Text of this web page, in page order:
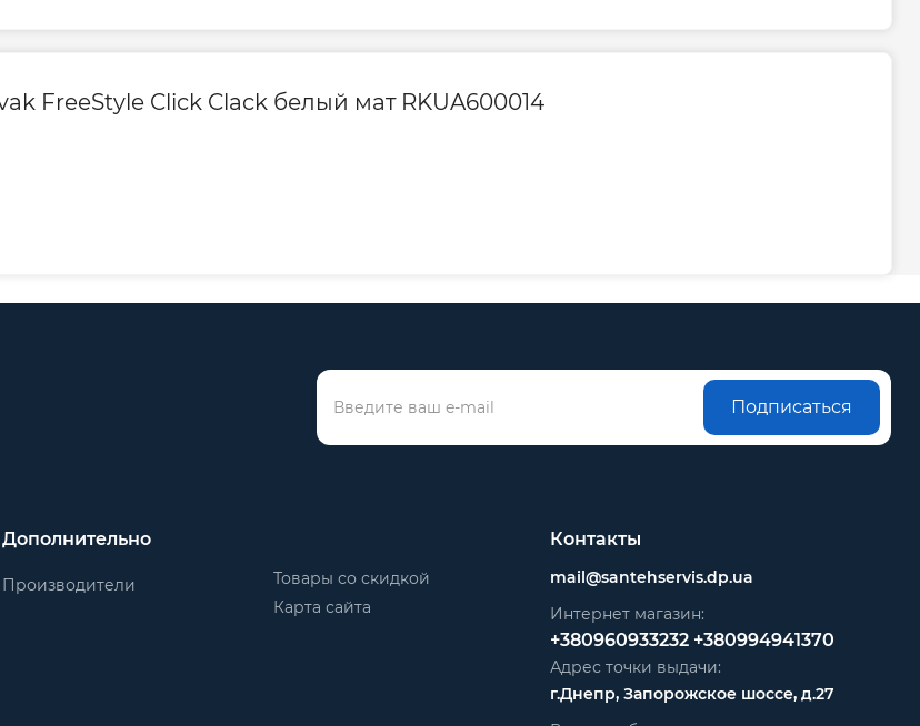
FreeStyle Click Clack белый мат RKUA600014
Подписаться
Дополнительно
Производители
Товары со скидкой
Карта сайта
Контакты
mail@santehservis.dp.ua
Интернет магазин:
+380960933232 +380994941370
Адрес точки выдачи:
г.Днепр, Запорожское шоссе, д.27